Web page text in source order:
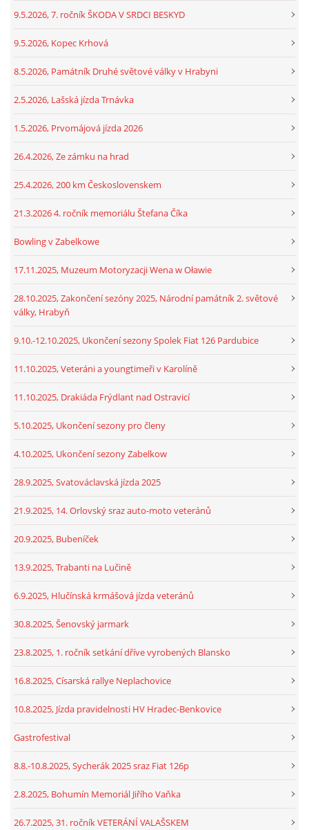
9.5.2026, 7. ročník ŠKODA V SRDCI BESKYD
9.5.2026, Kopec Krhová
8.5.2026, Památník Druhé světové války v Hrabyni
2.5.2026, Lašská jízda Trnávka
1.5.2026, Prvomájová jízda 2026
26.4.2026, Ze zámku na hrad
25.4.2026, 200 km Československem
21.3.2026 4. ročník memoriálu Štefana Číka
Bowling v Zabelkowe
17.11.2025, Muzeum Motoryzacji Wena w Oławie
28.10.2025, Zakončení sezóny 2025, Národní památník 2. světové
války, Hrabyň
9.10.-12.10.2025, Ukončení sezony Spolek Fiat 126 Pardubice
11.10.2025, Veteráni a youngtimeři v Karolíně
11.10.2025, Drakiáda Frýdlant nad Ostravicí
5.10.2025, Ukončení sezony pro členy
4.10.2025, Ukončení sezony Zabelkow
28.9.2025, Svatováclavská jízda 2025
21.9.2025, 14. Orlovský sraz auto-moto veteránů
20.9.2025, Bubeníček
13.9.2025, Trabanti na Lučině
6.9.2025, Hlučínská krmášová jízda veteránů
30.8.2025, Šenovský jarmark
23.8.2025, 1. ročník setkání dříve vyrobených Blansko
16.8.2025, Císarská rallye Neplachovice
10.8.2025, Jízda pravidelnosti HV Hradec-Benkovice
Gastrofestival
8.8.-10.8.2025, Sycherák 2025 sraz Fiat 126p
2.8.2025, Bohumín Memoriál Jiřího Vaňka
26.7.2025, 31. ročník VETERÁNÍ VALAŠSKEM